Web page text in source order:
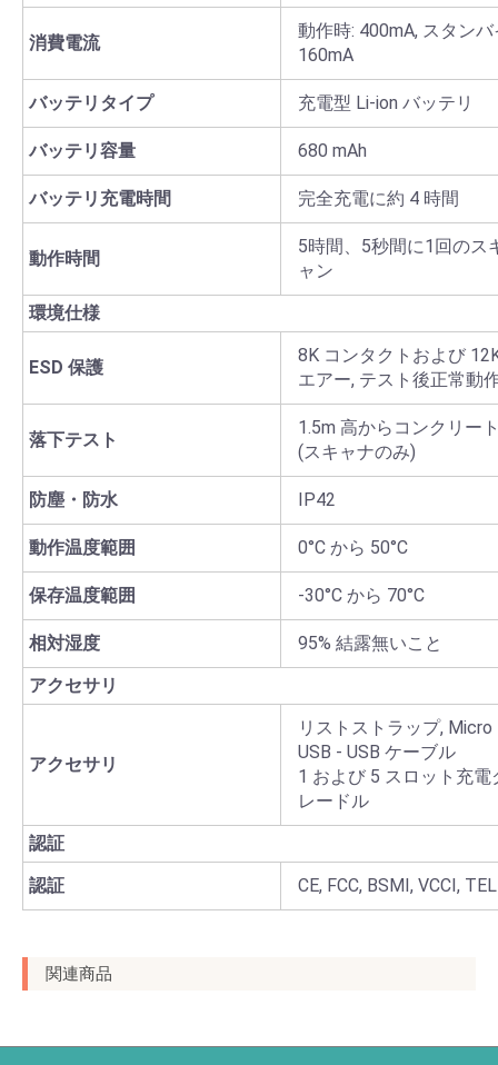
消費電流
動作時: 400mA, スタンバ
160mA
バッテリタイプ 充電型 Li-ion バッテリ
バッテリ容量 680 mAh
バッテリ充電時間 完全充電に約 4 時間
動作時間
5時間、5秒間に1回のス
ャン
環境仕様
ESD 保護
8K コンタクトおよび
エアー, テスト後正常動
落下テスト
1.5m 高からコンクリー
(スキャナのみ)
防塵・防水 IP42
動作温度範囲 0°C から 50°C
保存温度範囲 -30°C から 70°C
相対湿度
95% 結露無いこと
アクセサリ
アクセサリ
リストストラップ, Micro
USB - USB ケーブル
1 および 5 スロット充電
レードル
認証
認証
CE, FCC, BSMI, VCCI,
関連商品